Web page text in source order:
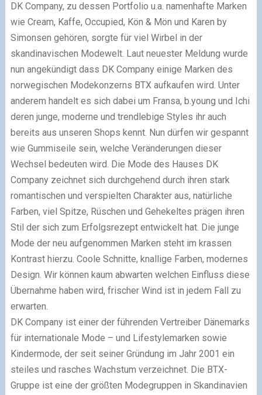
DK Company, zu dessen Portfolio u.a. namenhafte Marken
wie Cream, Kaffe, Occupied, Kön & Mön und Karen by
Simonsen gehören, sorgte für viel Wirbel in der
skandinavischen Modewelt. Laut neuester Meldung wurde
nun angekündigt dass DK Company einige Marken des
norwegischen Modekonzerns BTX aufkaufen wird. Unter
anderem handelt es sich dabei um Fransa, b.young und Ichi
deren junge, moderne und trendlebige Styles ihr auch
bereits aus unseren Shops kennt. Nun dürfen wir gespannt
wie Gummiseile sein, welche Veränderungen dieser
Wechsel bedeuten wird. Die Mode des Hauses DK
Company zeichnet sich durchgehend durch ihren stark
romantischen und verspielten Charakter aus, natürliche
Farben, viel Spitze, Rüschen und Gehekeltes prägen ihren
Stil der sich zum Erfolgsrezept entwickelt hat. Die junge
Mode der neu aufgenommen Marken steht im krassen
Kontrast hierzu. Coole Schnitte, knallige Farben, modernes
Design. Wir können kaum abwarten welchen Einfluss diese
Übernahme haben wird, frischer Wind ist in jedem Fall zu
erwarten.
DK Company ist einer der führenden Vertreiber Dänemarks
für internationale Mode – und Lifestylemarken sowie
Kindermode, der seit seiner Gründung im Jahr 2001 ein
steiles und rasches Wachstum verzeichnet. Die BTX-
Gruppe ist eine der größten Modegruppen in Skandinavien